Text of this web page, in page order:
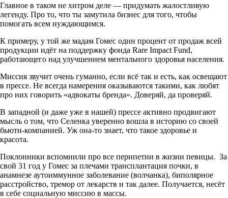
Главное в таком не хитром деле — придумать жалостливую
легенду. Про то, что ты замутила бизнес для того, чтобы
помогать всем нуждающимся.
К примеру, у той же мадам Гомес один процент от продаж всей
продукции идёт на поддержку фонда Rare Impact Fund,
работающего над улучшением ментального здоровья населения.
Миссия звучит очень гуманно, если всё так и есть, как освещают
в прессе. Не всегда намерения оказываются такими, как любят
про них говорить «адвокаты бренда». Доверяй, да проверяй.
В западной (и даже уже в нашей) прессе активно продвигают
мысль о том, что Селенка уверенно вошла в историю со своей
бьюти-компанией. Уж она-то знает, что такое здоровье и
красота.
Поклонники вспомнили про все перипетии в жизни певицы. За
свой 31 год у Гомес за плечами трансплантация почки, в
анамнезе аутоиммунное заболевание (волчанка), биполярное
расстройство, тремор от лекарств и так далее. Получается, несёт
в себе социальную миссию в массы.